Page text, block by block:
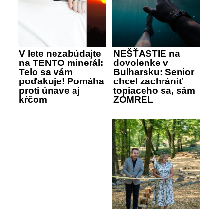
V lete nezabúdajte
na TENTO minerál:
Telo sa vám
poďakuje! Pomáha
proti únave aj
kŕčom
NEŠŤASTIE na
dovolenke v
Bulharsku: Senior
chcel zachrániť
topiaceho sa, sám
ZOMREL